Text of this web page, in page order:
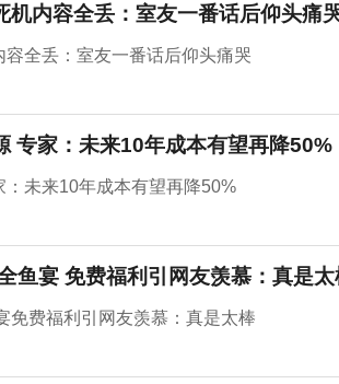
机内容全丢：室友一番话后仰头痛
全丢：室友一番话后仰头痛哭
专家：未来10年成本有望再降50%
未来10年成本有望再降50%
鱼宴 免费福利引网友羡慕：真是太
免费福利引网友羡慕：真是太棒